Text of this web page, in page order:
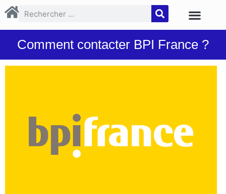
Comment contacter BPI France ?